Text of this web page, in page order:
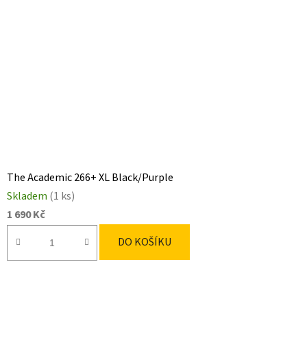
The Academic 266+ XL Black/Purple
Skladem (1 ks)
1 690 Kč
DO KOŠÍKU